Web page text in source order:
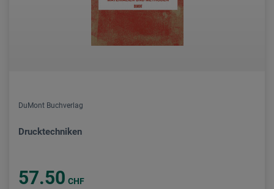
DuMont Buchverlag
Drucktechniken
57.50 CHF